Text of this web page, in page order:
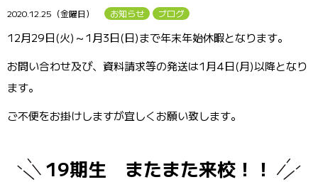
2020.12.25（金曜日） お知らせ ブログ
12月29日(火)～1月3日(日)まで年末年始休暇となります。
お問い合わせ及び、資料請求等の発送は1月4日(月)以降となり
ます。
ご不便をお掛けしますが宜しくお願い致します。
19期生 またまた来校！！